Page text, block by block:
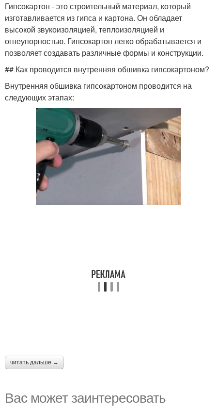
Гипсокартон - это строительный материал, который
изготавливается из гипса и картона. Он обладает
высокой звукоизоляцией, теплоизоляцией и
огнеупорностью. Гипсокартон легко обрабатывается и
позволяет создавать различные формы и конструкции.
## Как проводится внутренняя обшивка гипсокартоном?
Внутренняя обшивка гипсокартоном проводится на
следующих этапах:
читать дальше →
Вас может заинтересовать